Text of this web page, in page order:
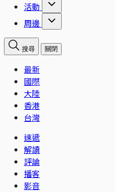
活動
周邊
搜尋 關閉
最新
國際
大陸
香港
台灣
速遞
解讀
評論
播客
影音